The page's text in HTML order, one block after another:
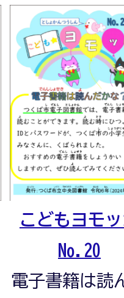
こどもヨモ
No.20
電子書籍は読